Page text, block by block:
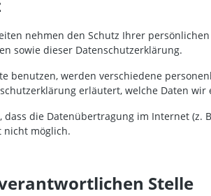
nehmen den Schutz Ihrer
sowie dieser Datenschutzerklärung.
benutzen, werden verschiedene
erläutert, welche Daten
die Datenübertragung im Internet (z.
möglich.
Stelle